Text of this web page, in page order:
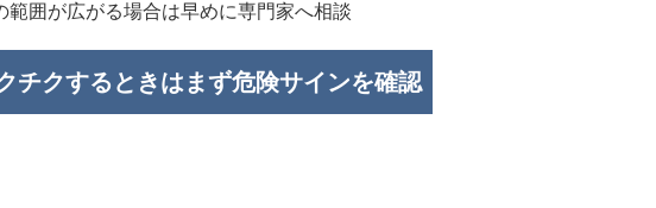
囲が広がる場合は早めに専門家へ相談
チクするときはまず危険サインを確認